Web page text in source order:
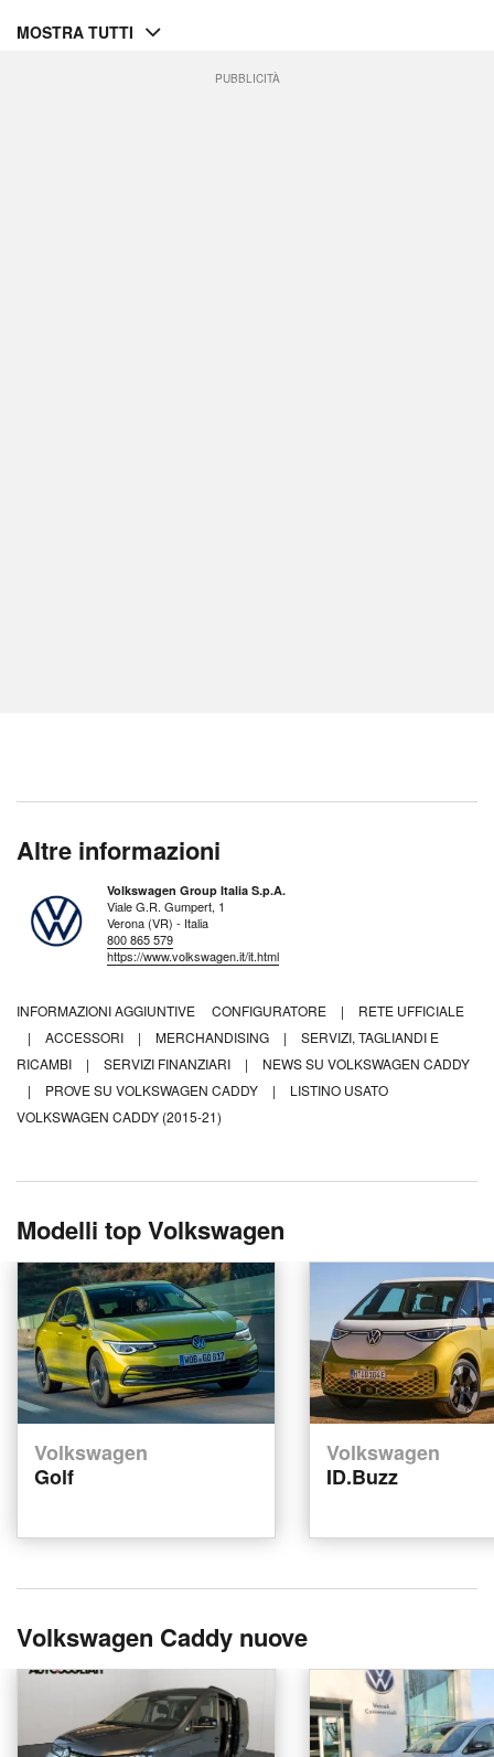
MOSTRA TUTTI
PUBBLICITÀ
Altre informazioni
Volkswagen Group Italia S.p.A.
Viale G.R. Gumpert, 1
Verona (VR) - Italia
800 865 579
https://www.volkswagen.it/it.html
INFORMAZIONI AGGIUNTIVE CONFIGURATORE |
RETE UFFICIALE
|
ACCESSORI | MERCHANDISING |
SERVIZI, TAGLIANDI E
RICAMBI
| SERVIZI FINANZIARI |
NEWS SU VOLKSWAGEN CADDY
|
PROVE SU VOLKSWAGEN CADDY |
LISTINO USATO
VOLKSWAGEN CADDY (2015-21)
Modelli top Volkswagen
Volkswagen
Golf
Volkswagen
ID.Buzz
Volkswagen Caddy nuove